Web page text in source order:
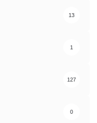
13
1
127
0